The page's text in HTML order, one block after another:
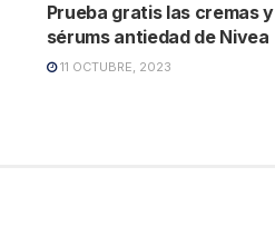
Prueba gratis las cremas y
sérums antiedad de Nivea
11 OCTUBRE, 2023